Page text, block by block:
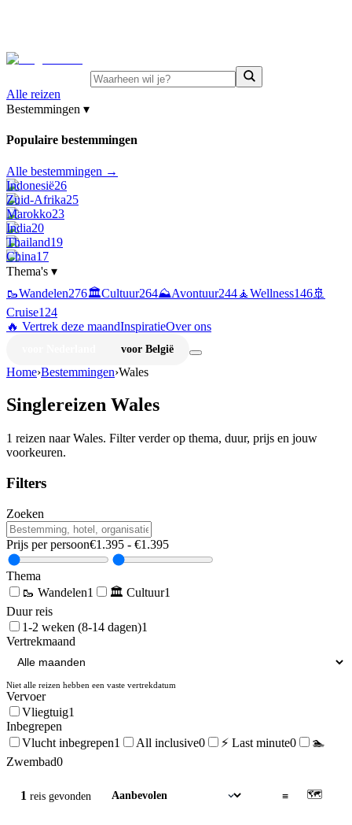
Alle reizen
Bestemmingen ▾
Populaire bestemmingen
Alle bestemmingen →
Indonesië26
Zuid-Afrika25
Marokko23
India20
Thailand19
China17
Thema's ▾
🥾Wandelen276🏛️Cultuur264⛰️Avontuur244🧘Wellness146🚢
Cruise124
🔥 Vertrek deze maandInspiratieOver ons
voor België
Home›Bestemmingen›Wales
Singlereizen Wales
1 reizen naarWales. Filter verder op thema, duur, prijs en jouw
voorkeuren.
Filters
Zoeken
Prijs per persoon€1.395 - €1.395
Thema
🥾 Wandelen1 🏛️ Cultuur1
Duur reis
1-2 weken (8-14 dagen)1
Vertrekmaand
Niet alle reizen hebben een vaste vertrekdatum
Vervoer
Vliegtuig1
Inbegrepen
Vlucht inbegrepen1 All inclusive0 ⚡ Last minute0
🏊
Zwembad0
1 reis gevonden ≡ 🗺